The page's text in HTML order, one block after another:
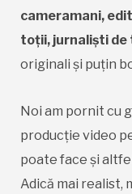
cameramani,
toții, jurnaliști de
originali și puțin
Noi am pornit cu
producție video
poate face și
Adică mai realist,